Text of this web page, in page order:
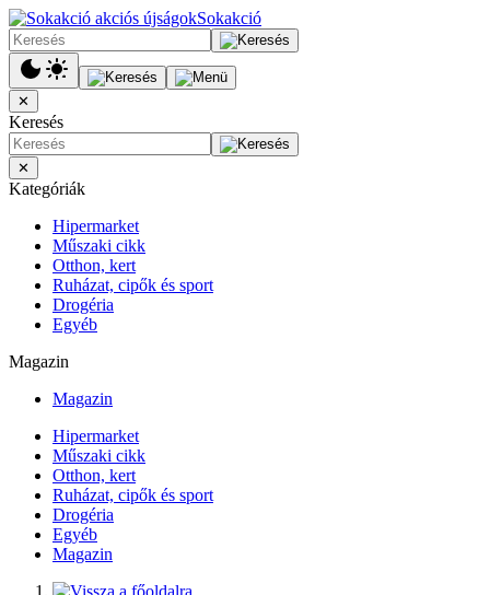
Sokakció
✕
Keresés
✕
Kategóriák
Hipermarket
Műszaki cikk
Otthon, kert
Ruházat, cipők és sport
Drogéria
Egyéb
Magazin
Magazin
Hipermarket
Műszaki cikk
Otthon, kert
Ruházat, cipők és sport
Drogéria
Egyéb
Magazin